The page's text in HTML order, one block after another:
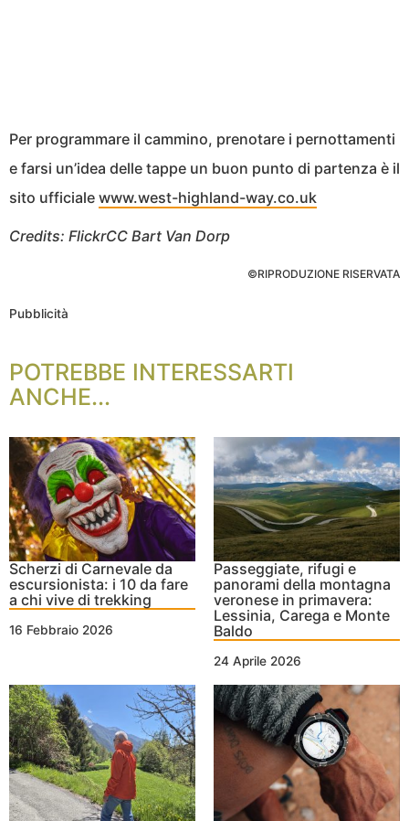
Per programmare il cammino, prenotare i pernottamenti
e farsi un’idea delle tappe un buon punto di partenza è il
sito ufficiale www.west-highland-way.co.uk
Credits: FlickrCC Bart Van Dorp
©RIPRODUZIONE RISERVATA
Pubblicità
POTREBBE INTERESSARTI
ANCHE...
Scherzi di Carnevale da
escursionista: i 10 da fare
a chi vive di trekking
16 Febbraio 2026
Passeggiate, rifugi e
panorami della montagna
veronese in primavera:
Lessinia, Carega e Monte
Baldo
24 Aprile 2026